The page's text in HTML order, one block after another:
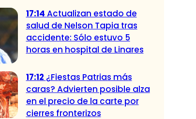
17:14 Actualizan estado de
salud de Nelson Tapia tras
accidente: Sólo estuvo 5
horas en hospital de Linares
17:12 ¿Fiestas Patrias más
caras? Advierten posible alza
en el precio de la carte por
cierres fronterizos